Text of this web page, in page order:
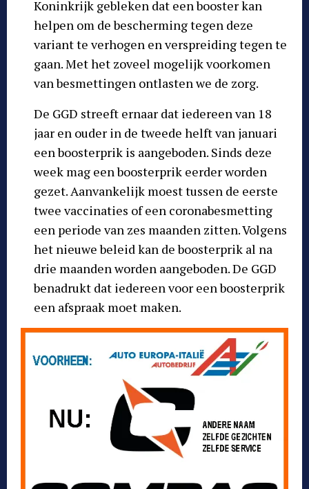
Koninkrijk gebleken dat een booster kan
helpen om de bescherming tegen deze
variant te verhogen en verspreiding tegen te
gaan. Met het zoveel mogelijk voorkomen
van besmettingen ontlasten we de zorg.
De GGD streeft ernaar dat iedereen van 18
jaar en ouder in de tweede helft van januari
een boosterprik is aangeboden. Sinds deze
week mag een boosterprik eerder worden
gezet. Aanvankelijk moest tussen de eerste
twee vaccinaties of een coronabesmetting
een periode van zes maanden zitten. Volgens
het nieuwe beleid kan de boosterprik al na
drie maanden worden aangeboden. De GGD
benadrukt dat iedereen voor een boosterprik
een afspraak moet maken.